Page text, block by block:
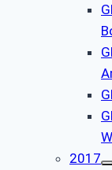
2017